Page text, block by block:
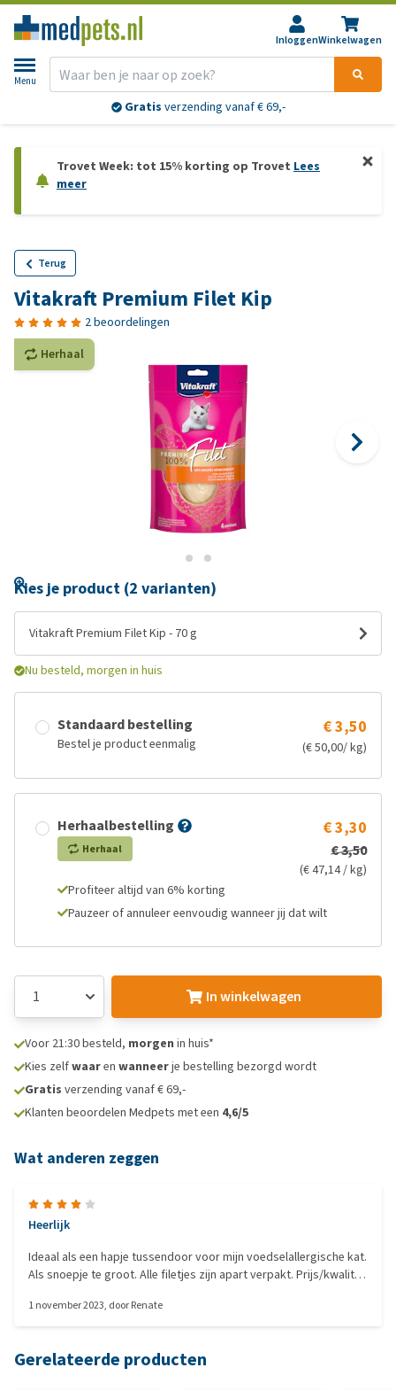
InloggenWinkelwagen
Menu
Gratis verzending vanaf € 69,-
Trovet Week: tot 15% korting op Trovet Lees
meer
Terug
Vitakraft Premium Filet Kip
2 beoordelingen
Herhaal
Kies je product (2 varianten)
Vitakraft Premium Filet Kip - 70 g
Nu besteld, morgen in huis
Standaard bestelling
Bestel je product eenmalig
€ 3,50
(€ 50,00/ kg)
Herhaalbestelling
Herhaal
€ 3,30
€ 3,50
(€ 47,14 / kg)
Profiteer altijd van 6% korting
Pauzeer of annuleer eenvoudig wanneer jij dat wilt
In winkelwagen
Voor 21:30 besteld, morgen in huis*
Kies zelfwaaren wanneerje bestelling bezorgd wordt
Gratis verzending vanaf € 69,-
Klanten beoordelen Medpets met een 4,6/5
Wat anderen zeggen
Heerlijk
Ideaal als een hapje tussendoor voor mijn voedselallergische kat.
Als snoepje te groot. Alle filetjes zijn apart verpakt. Prijs/kwaliteit
voor mijn kater
1 november 2023, doorRenate
Gerelateerde producten